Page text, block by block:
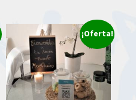
39.00€.
¡Oferta!